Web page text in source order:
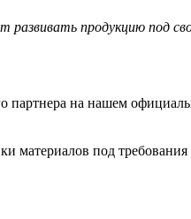
развивать продукцию под
партнера на нашем
материалов под